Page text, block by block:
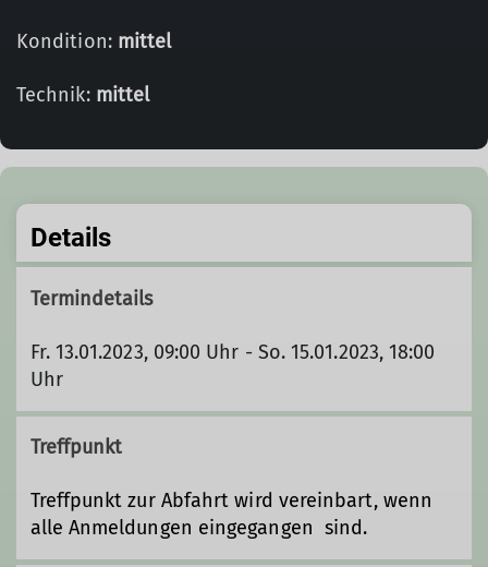
Kondition: mittel
Technik: mittel
Details
Termindetails
Fr. 13.01.2023, 09:00 Uhr - So. 15.01.2023, 18:00
Uhr
Treffpunkt
Treffpunkt zur Abfahrt wird vereinbart, wenn
alle Anmeldungen eingegangen sind.